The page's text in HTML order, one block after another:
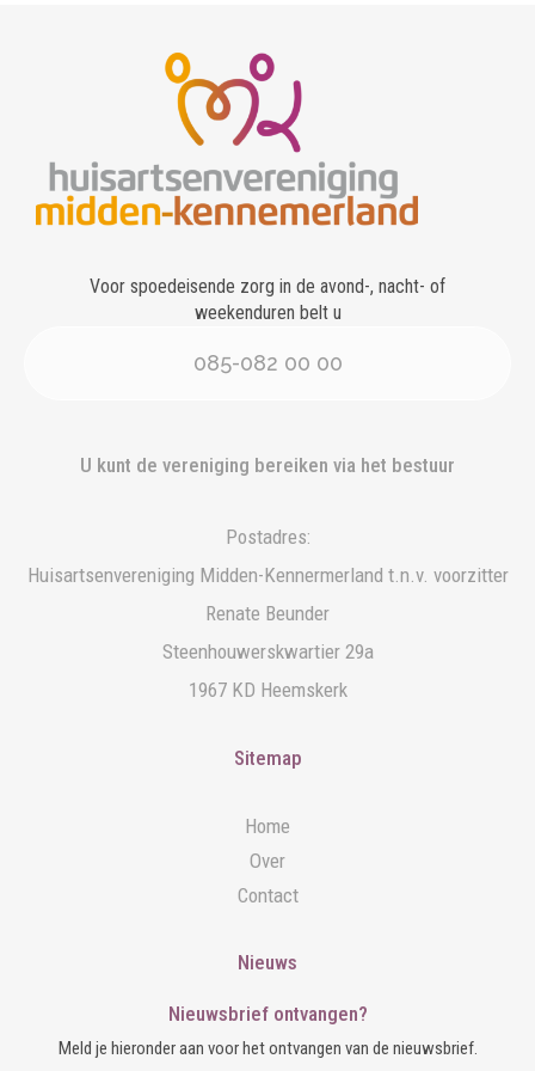
Voor spoedeisende zorg in de avond-, nacht- of
weekenduren belt u
085-082 00 00
U kunt de vereniging bereiken via het bestuur
Postadres:
Huisartsenvereniging Midden-Kennermerland t.n.v. voorzitter
Renate Beunder
Steenhouwerskwartier 29a
1967 KD Heemskerk
Sitemap
Home
Over
Contact
Nieuws
Nieuwsbrief ontvangen?
Meld je hieronder aan voor het ontvangen van de nieuwsbrief.